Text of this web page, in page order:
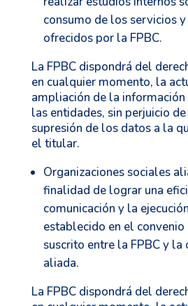
consumo de los servicios
ofrecidos por la FPBC.
La FPBC dispondrá del
en cualquier momento, la
ampliación de la información
las entidades, sin perjuicio
supresión de los datos a la
el titular.
Organizaciones sociales
finalidad de lograr una
comunicación y la
establecido en el convenio
suscrito entre la FPBC y la
aliada.
La FPBC dispondrá del